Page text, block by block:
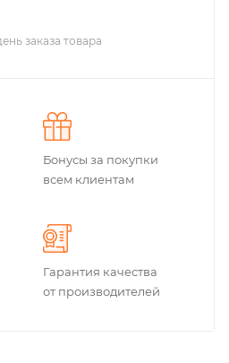
заказа товара
Бонусы за покупки
всем клиентам
Гарантия качества
от производителей